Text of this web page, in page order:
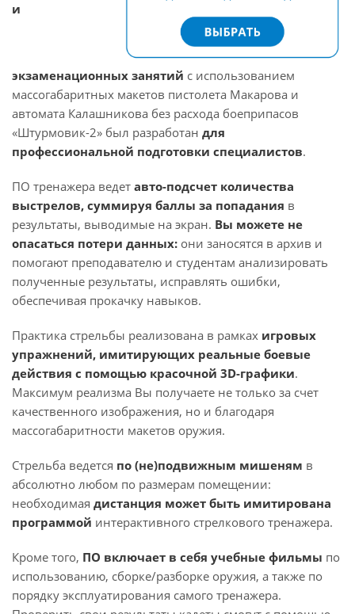
и
экзаменационных занятий с использованием
массогабаритных макетов пистолета Макарова и
автомата Калашникова без расхода боеприпасов
«Штурмовик-2» был разработан для
профессиональной подготовки специалистов.
ПО тренажера ведет авто-подсчет количества
выстрелов, суммируя баллы за попадания в
результаты, выводимые на экран. Вы можете не
опасаться потери данных: они заносятся в архив и
помогают преподавателю и студентам анализировать
полученные результаты, исправлять ошибки,
обеспечивая прокачку навыков.
Практика стрельбы реализована в рамках игровых
упражнений, имитирующих реальные боевые
действия с помощью красочной 3D-графики.
Максимум реализма Вы получаете не только за счет
качественного изображения, но и благодаря
массогабаритности макетов оружия.
Стрельба ведется по (не)подвижным мишеням в
абсолютно любом по размерам помещении:
необходимая дистанция может быть имитирована
программой интерактивного стрелкового тренажера.
Кроме того, ПО включает в себя учебные фильмы по
использованию, сборке/разборке оружия, а также по
порядку эксплуатирования самого тренажера.